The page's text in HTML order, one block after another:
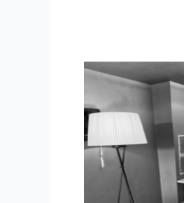
J
H
HOME（株）
開
設